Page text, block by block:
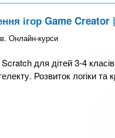
ігор Game
Онлайн-курси
Scratch для дітей 3-4
Розвиток логіки та